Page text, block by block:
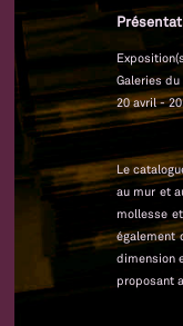
Galeries du
20 avril -
Le
au mur et
mollesse
également
dimension
proposant